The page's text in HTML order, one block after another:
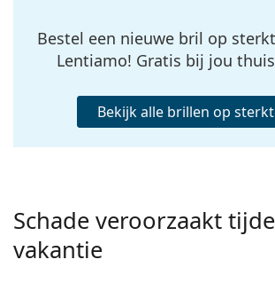
Bestel een nieuwe bril op
Lentiamo! Gratis bij jou
Bekijk alle brillen op
Schade veroorzaakt
vakantie